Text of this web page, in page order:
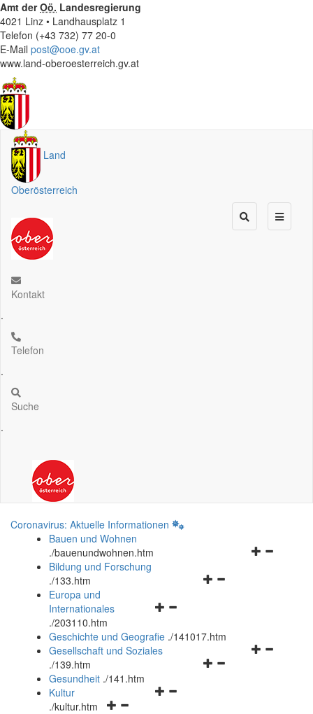
Amt derOö. Landesregierung
4021 Linz • Landhausplatz 1
Telefon (+43 732) 77 20-0
E-Mail post@ooe.gv.at
www.land-oberoesterreich.gv.at
Land
Oberösterreich
Kontakt
.
Telefon
.
Suche
.
Coronavirus: Aktuelle Informationen
Bauen und Wohnen
./bauenundwohnen.htm
Navigationsmenü
Bildung und Forschung
./133.htm
Navigationsmenü
und
schließen
Europa und
Internationales
./203110.htm
Geschichte und Geografie ./141017.htm
Navigationsmenü
Gesellschaft und Soziales
./139.htm
Navigationsmenü
Gesundheit ./141.htm
Navigationsmenü
Kultur
./kultur.htm